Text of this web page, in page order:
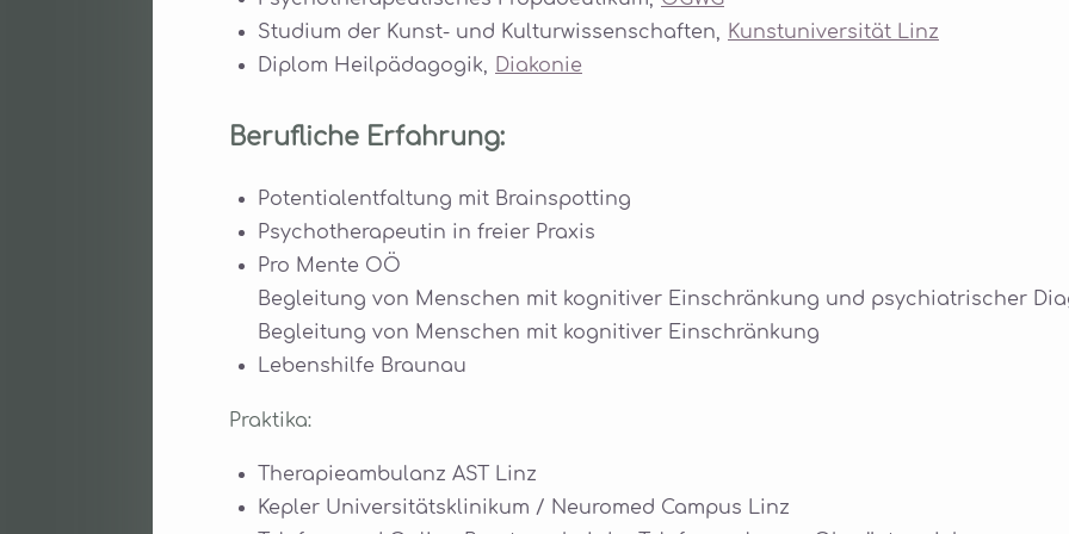
Studium der Kunst- und Kulturwissenschaften, Kunstuniversität Linz
Diplom Heilpädagogik, Diakonie
Berufliche Erfahrung:
Potentialentfaltung mit Brainspotting
Psychotherapeutin in freier Praxis
Pro Mente OÖ
Begleitung von Menschen mit kognitiver Einschränkung und psychiatrischer
Begleitung von Menschen mit kognitiver Einschränkung
Lebenshilfe Braunau
Praktika:
Therapieambulanz AST Linz
Kepler Universitätsklinikum / Neuromed Campus Linz